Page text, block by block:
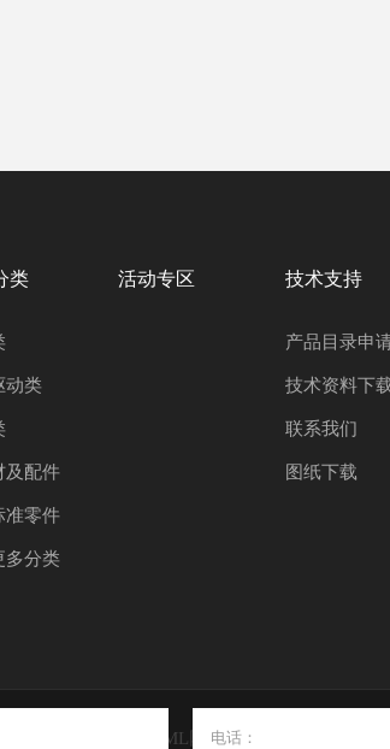
类
动类
及配件
准零件
多分类
活动专区 技术支持
产品目录申
技术资料下
联系我们
图纸下载
：创同盟 HTML网站地图